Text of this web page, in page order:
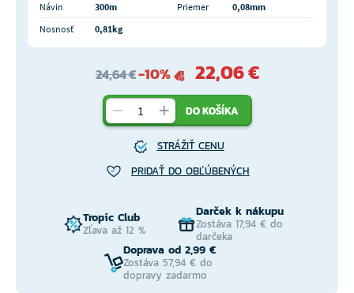
Návin 300m Priemer
0,08mm
Nosnosť
0,81kg
24,64 €-10% 22,06 €
DO KOŠÍKA
STRÁŽIŤ CENU
PRIDAŤ DO OBĽÚBENÝCH
Tropic Club
Zľava až 12 %
Darček k nákupu
Zostáva 17,94 € do
darčeka
Doprava od 2,99 €
Zostáva 57,94 € do
dopravy zadarmo